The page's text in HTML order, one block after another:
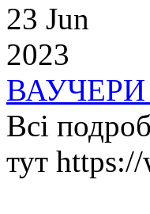
23 Jun
2023
Всі
тут